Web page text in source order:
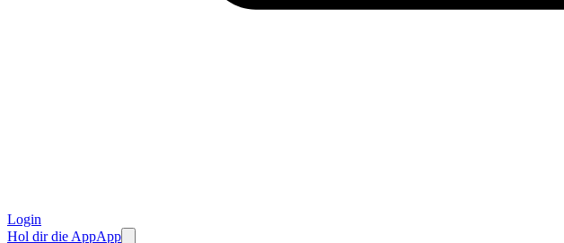
Login
Hol dir die AppApp